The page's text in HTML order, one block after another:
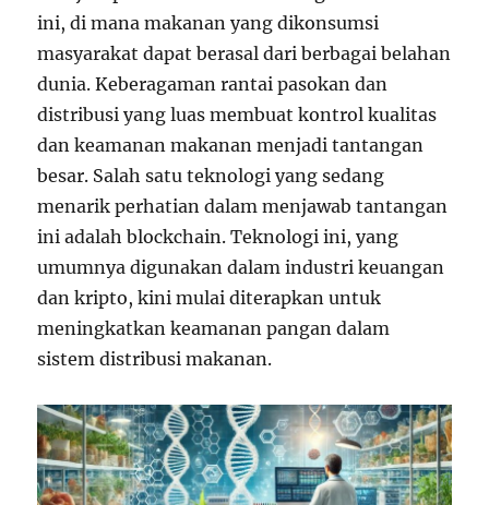
ini, di mana makanan yang dikonsumsi
masyarakat dapat berasal dari berbagai belahan
dunia. Keberagaman rantai pasokan dan
distribusi yang luas membuat kontrol kualitas
dan keamanan makanan menjadi tantangan
besar. Salah satu teknologi yang sedang
menarik perhatian dalam menjawab tantangan
ini adalah blockchain. Teknologi ini, yang
umumnya digunakan dalam industri keuangan
dan kripto, kini mulai diterapkan untuk
meningkatkan keamanan pangan dalam
sistem distribusi makanan.